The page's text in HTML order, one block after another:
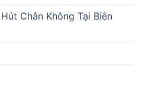
Chân Không Tại Biên